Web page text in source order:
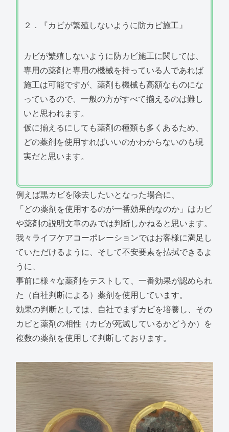
２．『カビが繁殖しないように防カビ施工』
カビが繁殖しないように防カビ施工に関しては、
専用の薬剤と専用の機械を持っている人であれば
施工は可能ですが、薬剤も機械も高額なものにな
っているので、一般の方がすべて揃えるのは難し
いと思われます。
仮に揃えるにしても薬剤の種類も多くあるため、
どの薬剤を使用すればいいのかわからないのも現
実だと思います。
例えば黒カビを除去したいとなった場合に、
「どの薬剤を使用するのが一番効果的なのか」はカビ
や薬剤の説明文章のみでは判断しかねると思います。
我々ライフケアコーポレーションではお客様に満足し
ていただけるように、そして不安要素を払拭できるよ
うに、
事前に様々な薬剤をテストして、一番効果が認められ
た（自社判断による）薬剤を使用しています。
効果の判断としては、自社でまずカビを培養し、その
カビと薬剤の相性（カビが死滅しているかどうか）を
複数の薬剤を使用して判断しております。